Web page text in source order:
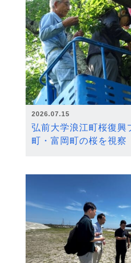
2026.07.15
弘前大学浪江町桜復
町・富岡町の桜を視察